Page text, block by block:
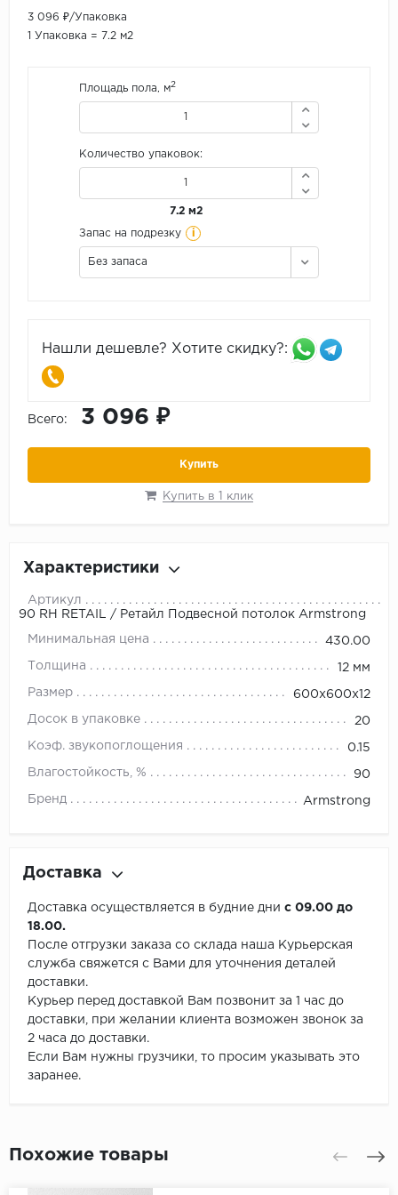
3 096 ₽/Упаковка
1 Упаковка = 7.2 м2
Площадь пола, м2
Количество упаковок:
7.2 м2
Запас на подрезку i
Без запаса
Нашли дешевле? Хотите скидку?:
Всего: 3 096 ₽
Купить
Купить в 1 клик
Характеристики
Артикул
90 RH RETAIL / Ретайл Подвесной потолок Armstrong
Минимальная цена 430.00
Толщина 12 мм
Размер 600х600х12
Досок в упаковке 20
Коэф. звукопоглощения 0.15
Влагостойкость, % 90
Бренд Armstrong
Доставка
Доставка осуществляется в будние дни с 09.00 до
18.00.
После отгрузки заказа со склада наша Курьерская
служба свяжется с Вами для уточнения деталей
доставки.
Курьер перед доставкой Вам позвонит за 1 час до
доставки, при желании клиента возможен звонок за
2 часа до доставки.
Если Вам нужны грузчики, то просим указывать это
заранее.
Похожие товары